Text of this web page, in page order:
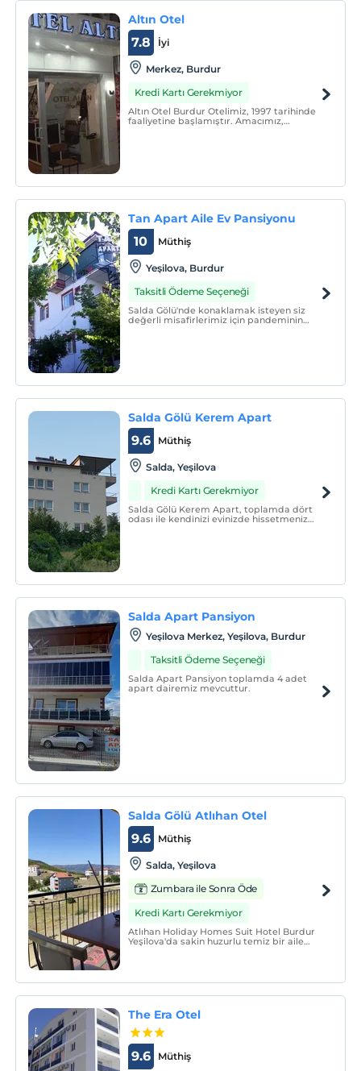
Altın Otel
İyi
7.8
Merkez, Burdur
Kredi Kartı Gerekmiyor
Altın Otel Burdur Otelimiz, 1997 tarihinde
faaliyetine başlamıştır. Amacımız,
Tan Apart Aile Ev Pansiyonu
Müthiş
10
Yeşilova, Burdur
Taksitli Ödeme Seçeneği
Salda Gölü'nde konaklamak isteyen siz
değerli misafirlerimiz için pandeminin
Salda Gölü Kerem Apart
Müthiş
9.6
Salda, Yeşilova
Kredi Kartı Gerekmiyor
Salda Gölü Kerem Apart, toplamda dört
odası ile kendinizi evinizde hissetmeniz
Salda Apart Pansiyon
Yeşilova Merkez, Yeşilova, Burdur
Taksitli Ödeme Seçeneği
Salda Apart Pansiyon toplamda 4 adet
apart dairemiz mevcuttur.
Salda Gölü Atlıhan Otel
Müthiş
9.6
Salda, Yeşilova
Zumbara ile Sonra Öde
Kredi Kartı Gerekmiyor
Atlıhan Holiday Homes Suit Hotel Burdur
Yeşilova'da sakin huzurlu temiz bir aile
The Era Otel
Müthiş
9.6